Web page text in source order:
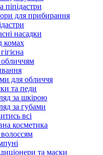
для прибирання
насадки
комах
обличчям
для обличчя
та педи
за шкірою
за губами
всі
косметика
та маски